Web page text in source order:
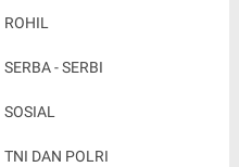
ROHIL
SERBA - SERBI
SOSIAL
TNI DAN POLRI